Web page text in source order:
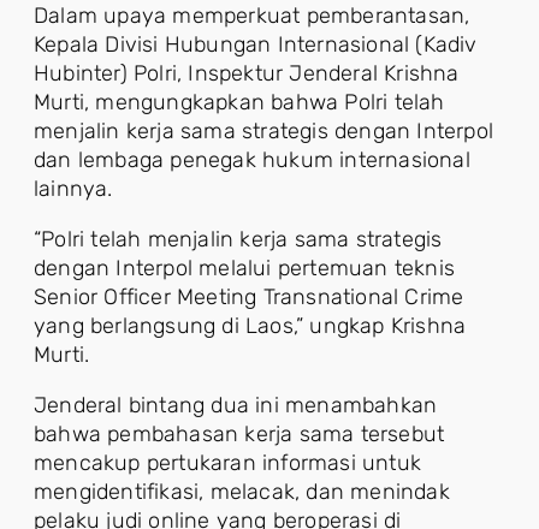
Dalam upaya memperkuat pemberantasan,
Kepala Divisi Hubungan Internasional (Kadiv
Hubinter) Polri, Inspektur Jenderal Krishna
Murti, mengungkapkan bahwa Polri telah
menjalin kerja sama strategis dengan Interpol
dan lembaga penegak hukum internasional
lainnya.
“Polri telah menjalin kerja sama strategis
dengan Interpol melalui pertemuan teknis
Senior Officer Meeting Transnational Crime
yang berlangsung di Laos,” ungkap Krishna
Murti.
Jenderal bintang dua ini menambahkan
bahwa pembahasan kerja sama tersebut
mencakup pertukaran informasi untuk
mengidentifikasi, melacak, dan menindak
pelaku judi online yang beroperasi di